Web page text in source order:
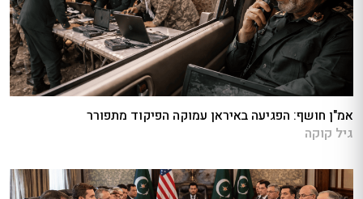
אמ"ן חושף: הפגיעה באיראן עמוקה הפיקוד מתפורר
גיל קוקה